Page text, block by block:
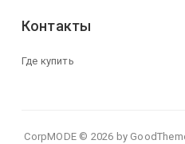
Контакты
Где купить
CorpMODE © 2026 by